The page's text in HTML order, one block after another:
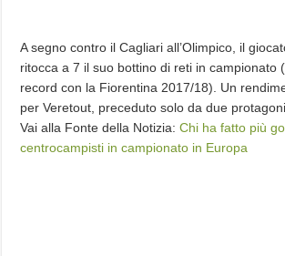
A segno contro il Cagliari all’Olimpico, il
ritocca a 7 il suo bottino di reti in campionato
record con la Fiorentina 2017/18). Un
per Veretout, preceduto solo da due
Vai alla Fonte della Notizia:Chi ha fatto più
centrocampisti in campionato in Europa